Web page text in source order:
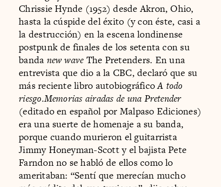
Chrissie Hynde (1952) desde Akron, Ohio,
hasta la cúspide del éxito (y con éste, casi a
la destrucción) en la escena londinense
postpunk de finales de los setenta con su
banda new waveThe Pretenders. En una
entrevista que dio a la CBC, declaró que su
más reciente libro autobiográficoA todo
riesgo.Memorias airadas de una Pretender
(editado en español por Malpaso Ediciones)
era una suerte de homenaje a su banda,
porque cuando murieron el guitarrista
Jimmy Honeyman-Scott y el bajista Pete
Farndon no se habló de ellos como lo
ameritaban: “Sentí que merecían mucho